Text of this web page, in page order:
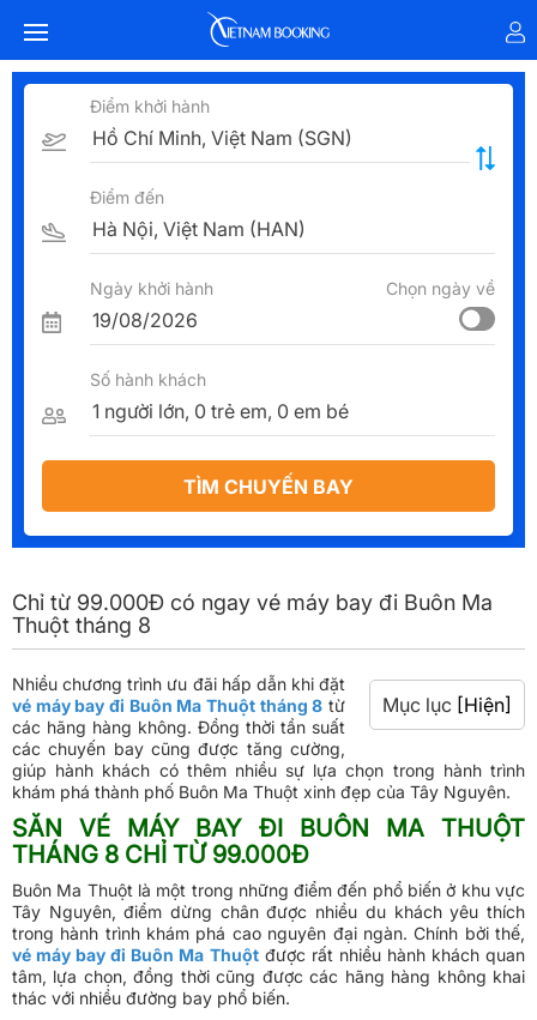
Điểm khởi hành
Điểm đến
Ngày khởi hành Chọn ngày về
Số hành khách
TÌM CHUYẾN BAY
Chỉ từ 99.000Đ có ngay vé máy bay đi Buôn Ma
Thuột tháng 8
Mục lục [Hiện]
Nhiều chương trình ưu đãi hấp dẫn khi đặt
vé máy bay đi Buôn Ma Thuột tháng 8 từ
các hãng hàng không. Đồng thời tần suất
các chuyến bay cũng được tăng cường,
giúp hành khách có thêm nhiều sự lựa chọn trong hành trình
khám phá thành phố Buôn Ma Thuột xinh đẹp của Tây Nguyên.
SĂN VÉ MÁY BAY ĐI BUÔN MA THUỘT
THÁNG 8 CHỈ TỪ 99.000Đ
Buôn Ma Thuột là một trong những điểm đến phổ biến ở khu vực
Tây Nguyên, điểm dừng chân được nhiều du khách yêu thích
trong hành trình khám phá cao nguyên đại ngàn. Chính bởi thế,
vé máy bay đi Buôn Ma Thuộtđược rất nhiều hành khách quan
tâm, lựa chọn, đồng thời cũng được các hãng hàng không khai
thác với nhiều đường bay phổ biến.